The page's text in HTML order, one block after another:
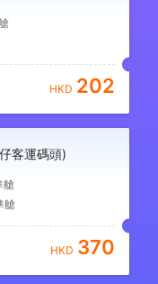
HKD 202
客運碼頭)
艙
艙
HKD 370